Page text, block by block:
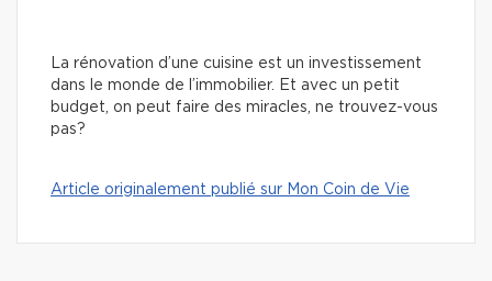
La rénovation d’une cuisine est un investissement
dans le monde de l’immobilier. Et avec un petit
budget, on peut faire des miracles, ne trouvez-vous
pas?
Article originalement publié sur Mon Coin de Vie